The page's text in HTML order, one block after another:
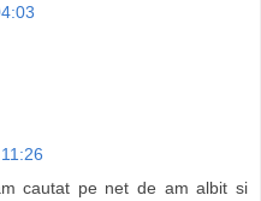
cautat pe net de am albit si